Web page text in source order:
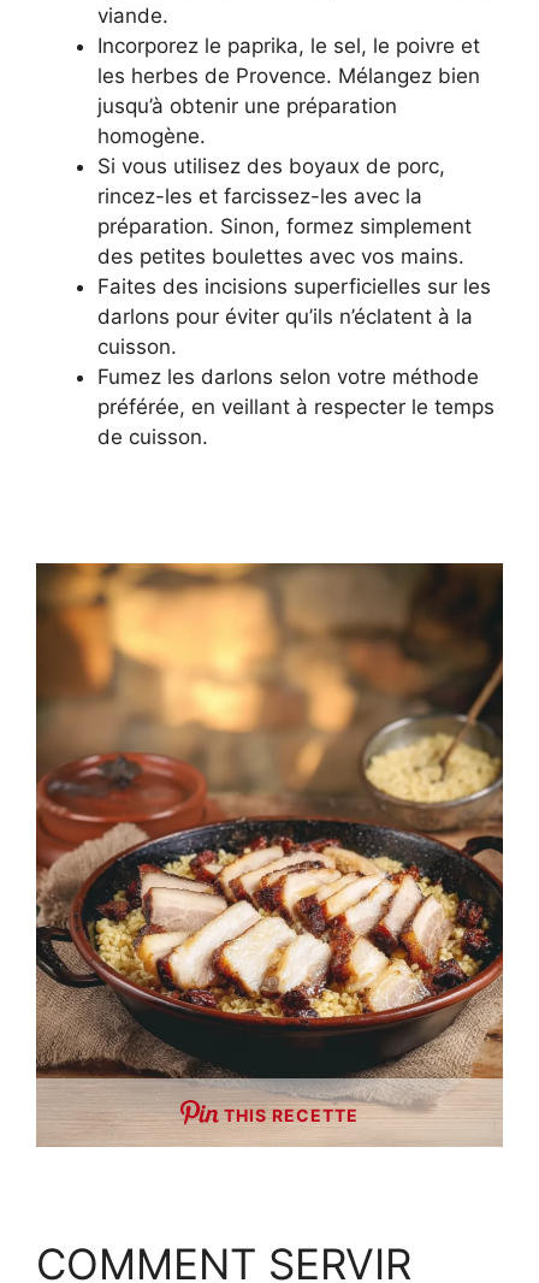
viande.
Incorporez le paprika, le sel, le poivre et
les herbes de Provence. Mélangez bien
jusqu’à obtenir une préparation
homogène.
Si vous utilisez des boyaux de porc,
rincez-les et farcissez-les avec la
préparation. Sinon, formez simplement
des petites boulettes avec vos mains.
Faites des incisions superficielles sur les
darlons pour éviter qu’ils n’éclatent à la
cuisson.
Fumez les darlons selon votre méthode
préférée, en veillant à respecter le temps
de cuisson.
THIS RECETTE
COMMENT SERVIR